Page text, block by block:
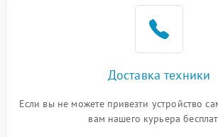
Доставка техники
Если вы не можете привезти устройство
вам нашего курьера